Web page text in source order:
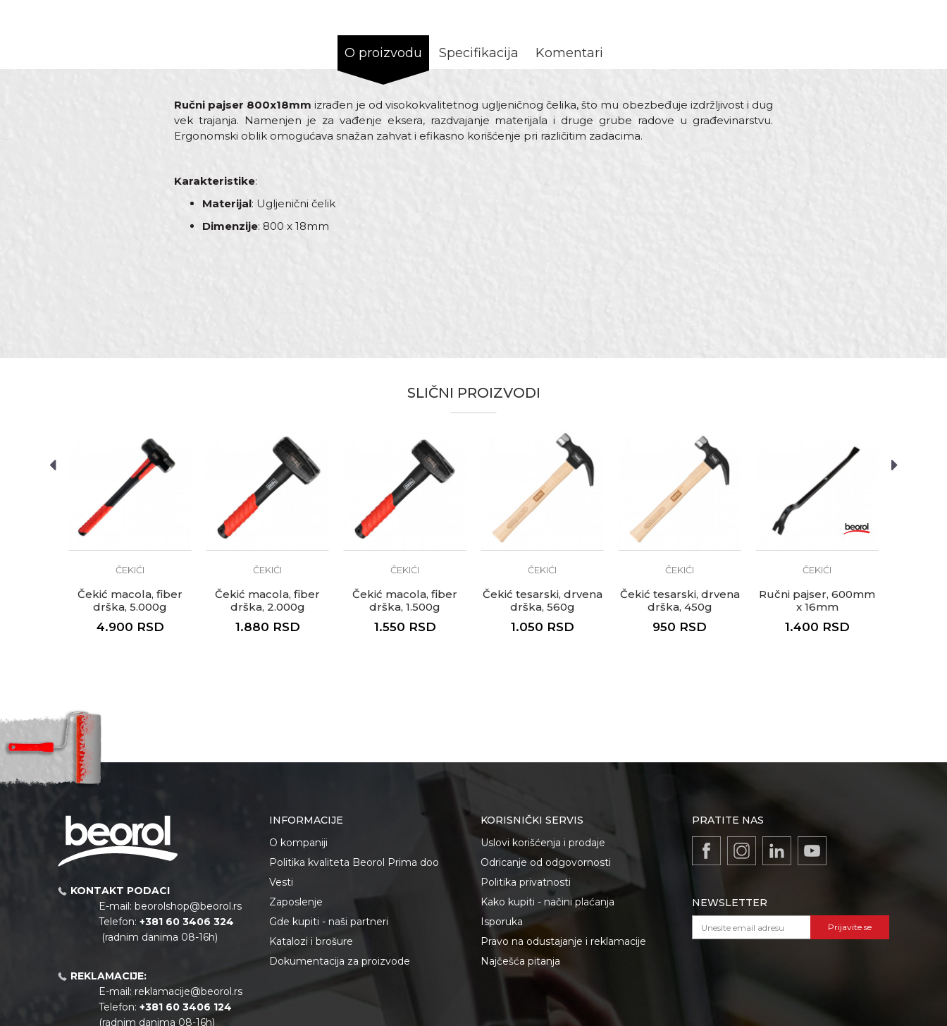
O proizvodu Specifikacija Komentari
Ručni pajser 800x18mm izrađen je od visokokvalitetnog ugljeničnog čelika, što mu obezbeđuje izdržljivost i dug
vek trajanja. Namenjen je za vađenje eksera, razdvajanje materijala i druge grube radove u građevinarstvu.
Ergonomski oblik omogućava snažan zahvat i efikasno korišćenje pri različitim zadacima.
Karakteristike:
Materijal: Ugljenični čelik
Dimenzije: 800 x 18mm
Anti-spam zaštita - izračunajte koliko je 4 + 1 :
POŠALJI
SLIČNI PROIZVODI
ČEKIĆI
Čekić macola, fiber
drška, 5.000g
4.900 RSD
ČEKIĆI
Čekić macola, fiber
drška, 2.000g
1.880 RSD
ČEKIĆI
Čekić macola, fiber
drška, 1.500g
1.550 RSD
ČEKIĆI
Čekić tesarski, drvena
drška, 560g
1.050 RSD
ČEKIĆI
Čekić tesarski, drvena
drška, 450g
950 RSD
ČEKIĆI
Ručni pajser, 600mm
x 16mm
1.400 RSD
KONTAKT PODACI
E-mail: beorolshop@beorol.rs
Telefon: +381 60 3406 324
(radnim danima 08-16h)
REKLAMACIJE:
E-mail: reklamacije@beorol.rs
Telefon: +381 60 3406 124
(radnim danima 08-16h)
INFORMACIJE
O kompaniji
Politika kvaliteta Beorol Prima doo
Vesti
Zaposlenje
Gde kupiti - naši partneri
Katalozi i brošure
Dokumentacija za proizvode
KORISNIČKI SERVIS
Uslovi korišćenja i prodaje
Odricanje od odgovornosti
Politika privatnosti
Kako kupiti - načini plaćanja
Isporuka
Pravo na odustajanje i reklamacije
Najčešća pitanja
PRATITE NAS
NEWSLETTER
Prijavite se